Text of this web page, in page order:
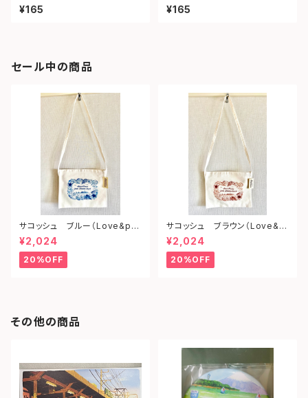
ェイ）
¥165 ツ）
¥165
セール中の商品
サコッシュ ブルー（Love&pe
ace from shonan)
¥2,024
20%OFF
サコッシュ ブラウン（Love&p
eace from shonan)
¥2,024
20%OFF
その他の商品